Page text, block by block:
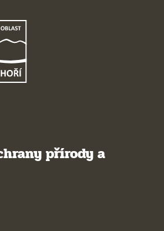
přírody a